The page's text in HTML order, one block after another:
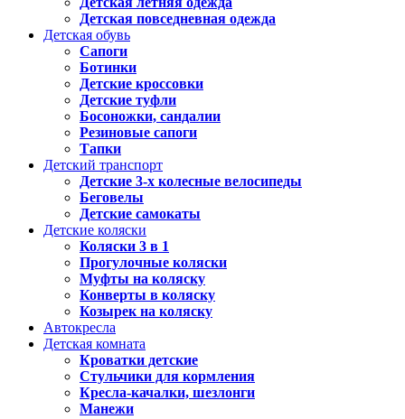
Детская повседневная одежда
Детская обувь
Сапоги
Ботинки
Детские кроссовки
Детские туфли
Босоножки, сандалии
Резиновые сапоги
Тапки
Детский транспорт
Детские 3-х колесные велосипеды
Беговелы
Детские самокаты
Детские коляски
Коляски 3 в 1
Прогулочные коляски
Муфты на коляску
Конверты в коляску
Козырек на коляску
Автокресла
Детская комната
Кроватки детские
Стульчики для кормления
Кресла-качалки, шезлонги
Манежи